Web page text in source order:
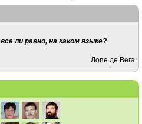
ли равно, на каком языке?
Лопе де Вега